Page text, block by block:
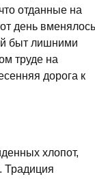
отданные на
день вменялось
быт лишними
труде на
дорога к
хлопот,
Традиция